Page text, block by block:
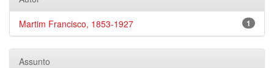
1
Martim Francisco, 1853-1927
Assunto